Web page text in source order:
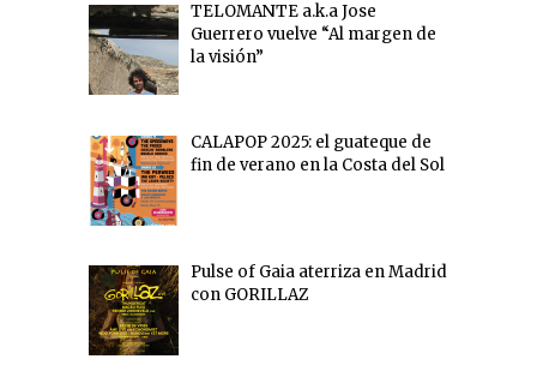
TELOMANTE a.k.a Jose
Guerrero vuelve “Al margen de
la visión”
CALAPOP 2025: el guateque de
fin de verano en la Costa del Sol
Pulse of Gaia aterriza en Madrid
con GORILLAZ